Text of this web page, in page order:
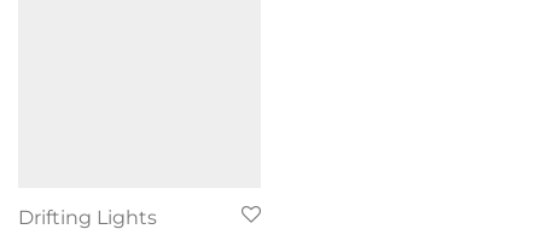
Drifting Lights